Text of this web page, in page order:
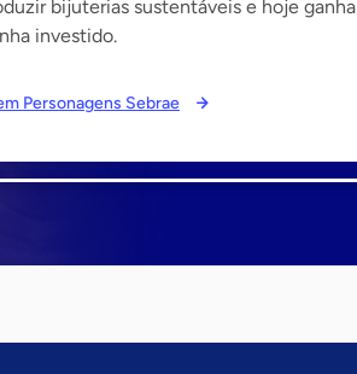
bijuterias sustentáveis e hoje ganha
investido.
Personagens Sebrae